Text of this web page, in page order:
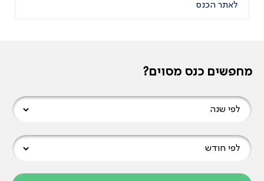
לאתר הכנס
מחפשים כנס מסוים?